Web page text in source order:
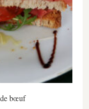
bœuf